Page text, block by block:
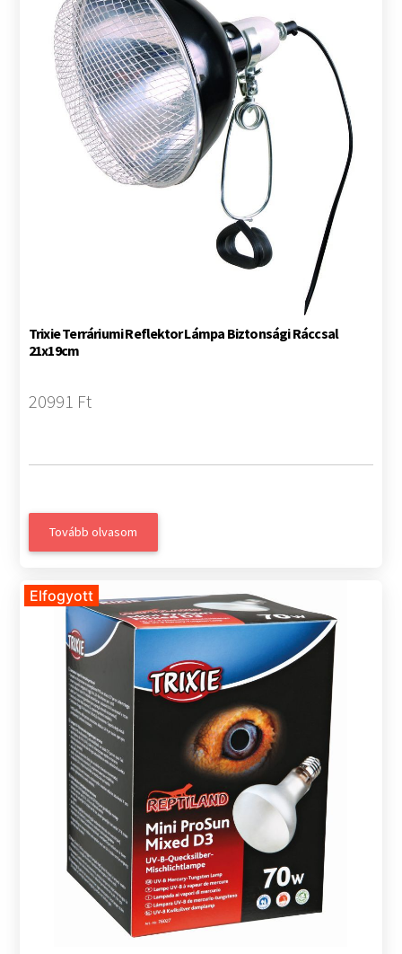
Trixie Terráriumi Reflektor Lámpa Biztonsági Ráccsal
21x19cm
20991 Ft
Tovább olvasom
Elfogyott